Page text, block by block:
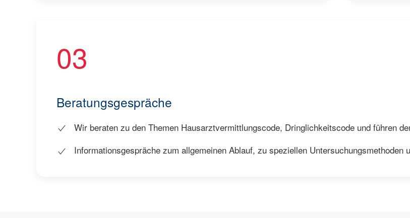
03
Beratungsgespräche
Wir beraten zu den Themen Hausarztvermittlungscode, Dringlichkeitscode und führen
Informationsgespräche zum allgemeinen Ablauf, zu speziellen Untersuchungsmethoden